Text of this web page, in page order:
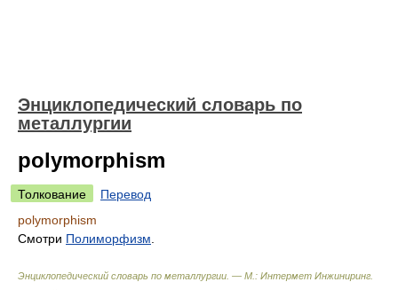
Энциклопедический словарь по
металлургии
polymorphism
Толкование
Перевод
polymorphism
Смотри Полиморфизм
Энциклопедический словарь по металлургии. — М.: Интермет Инжиниринг